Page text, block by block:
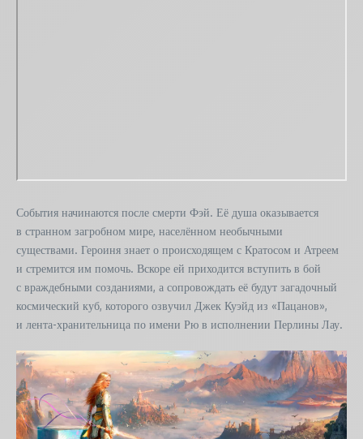
События начинаются после смерти Фэй. Её душа оказывается
в странном загробном мире, населённом необычными
существами. Героиня знает о происходящем с Кратосом и Атреем
и стремится им помочь. Вскоре ей приходится вступить в бой
с враждебными созданиями, а сопровождать её будут загадочный
космический куб, которого озвучил Джек Куэйд из «Пацанов»,
и лента-хранительница по имени Рю в исполнении Перлины Лау.